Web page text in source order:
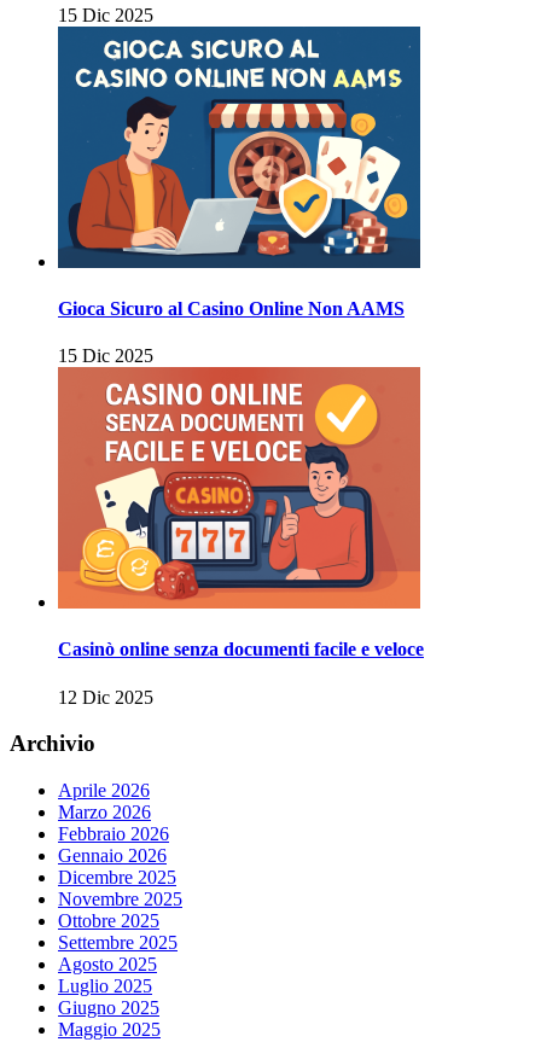
15 Dic 2025
Gioca Sicuro al Casino Online Non AAMS
15 Dic 2025
Casinò online senza documenti facile e veloce
12 Dic 2025
Archivio
Aprile 2026
Marzo 2026
Febbraio 2026
Gennaio 2026
Dicembre 2025
Novembre 2025
Ottobre 2025
Settembre 2025
Agosto 2025
Luglio 2025
Giugno 2025
Maggio 2025